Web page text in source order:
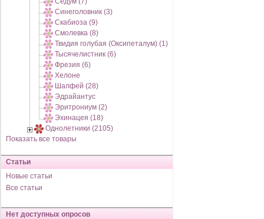
Синеголовник (3)
Скабиоза (9)
Смолевка (8)
Твидия голубая (Оксипеталум) (1)
Тысячелистник (6)
Фрезия (6)
Хелоне
Шалфей (28)
Эдрайантус
Эритрониум (2)
Эхинацея (18)
Однолетники (2105)
Показать все товары
Статьи
Новые статьи
Все статьи
Нет доступных опросов